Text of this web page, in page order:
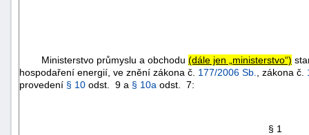
Ministerstvo průmyslu a obchodu (dále jen „ministerstvo“)
hospodaření energií, ve znění zákona č. 177/2006 Sb. , zákona č.
provedení § 10 odst. 9 a § 10a odst. 7:
§ 1